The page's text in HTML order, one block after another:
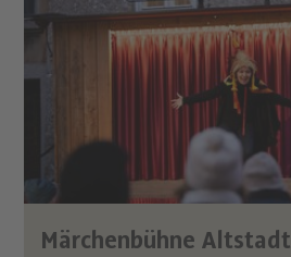
Märchenbühne Altstadt